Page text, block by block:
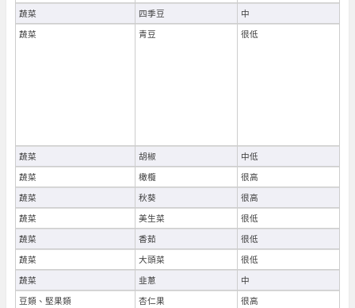
蔬菜
四季豆
中
蔬菜
青豆 很低
蔬菜 胡椒
中低
蔬菜
橄欖
很高
蔬菜
秋葵
很高
蔬菜
美生菜
很低
蔬菜
香茹
很低
蔬菜
大頭菜
很低
蔬菜
韭蔥
中
豆類、堅果類
杏仁果 很高